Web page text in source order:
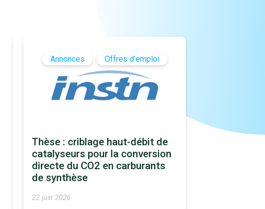
Annonces Offres d’emploi
Thèse : criblage haut-débit de
catalyseurs pour la conversion
directe du CO2 en carburants
de synthèse
22 juin 2026